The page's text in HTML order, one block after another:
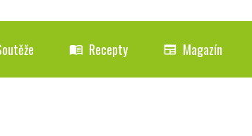
menu_book Recepty newspaper Magazín